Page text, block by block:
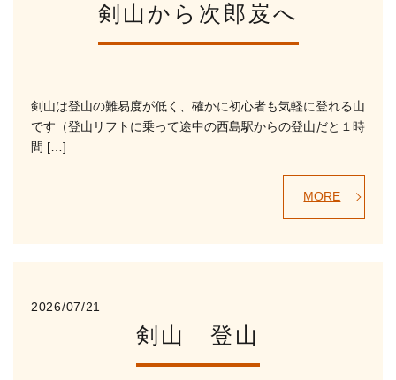
剣山から次郎岌へ
剣山は登山の難易度が低く、確かに初心者も気軽に登れる山
です（登山リフトに乗って途中の西島駅からの登山だと１時
間 […]
MORE
2026/07/21
剣山 登山